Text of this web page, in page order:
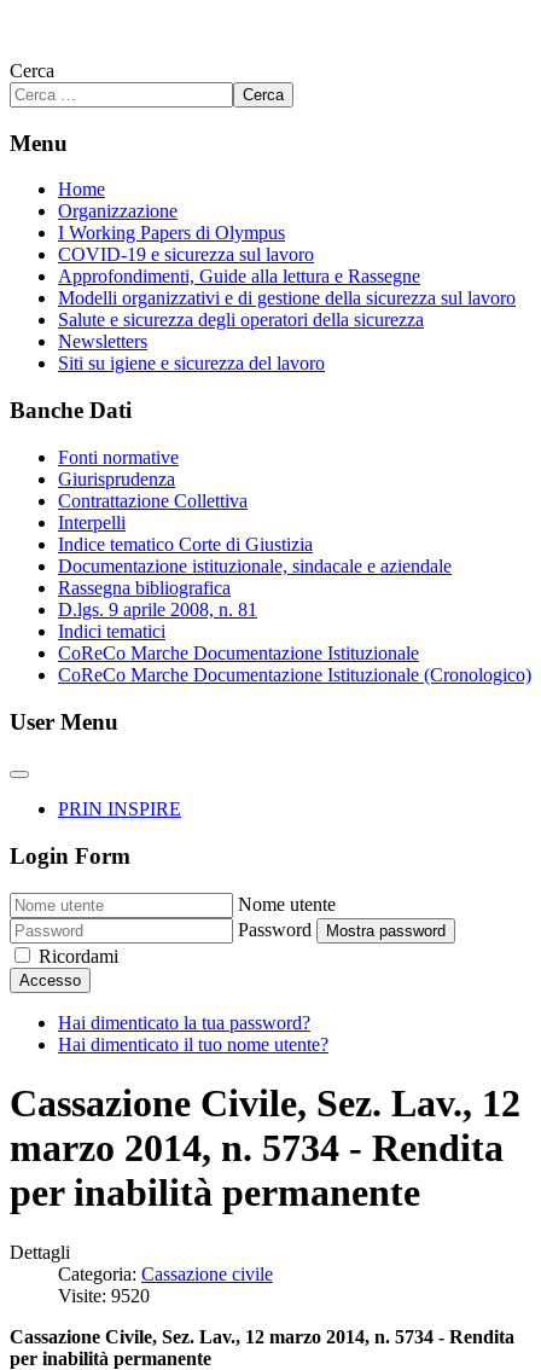
Cerca
Cerca
Menu
Home
Organizzazione
I Working Papers di Olympus
COVID-19 e sicurezza sul lavoro
Approfondimenti, Guide alla lettura e Rassegne
Modelli organizzativi e di gestione della sicurezza sul lavoro
Salute e sicurezza degli operatori della sicurezza
Newsletters
Siti su igiene e sicurezza del lavoro
Banche Dati
Fonti normative
Giurisprudenza
Contrattazione Collettiva
Interpelli
Indice tematico Corte di Giustizia
Documentazione istituzionale, sindacale e aziendale
Rassegna bibliografica
D.lgs. 9 aprile 2008, n. 81
Indici tematici
CoReCo Marche Documentazione Istituzionale
CoReCo Marche Documentazione Istituzionale (Cronologico)
User Menu
PRIN INSPIRE
Login Form
Nome utente
Password
Mostra password
Ricordami
Accesso
Hai dimenticato la tua password?
Hai dimenticato il tuo nome utente?
Cassazione Civile, Sez. Lav., 12
marzo 2014, n. 5734 - Rendita
per inabilità permanente
Dettagli
Categoria: Cassazione civile
Visite: 9520
Cassazione Civile, Sez. Lav., 12 marzo 2014, n. 5734 - Rendita
per inabilità permanente